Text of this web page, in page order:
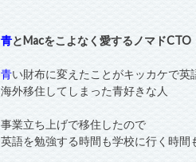
青とMacをこよなく愛するノマドCTO
青い財布に変えたことがキッカケで英
海外移住してしまった青好きな人
事業立ち上げで移住したので
英語を勉強する時間も学校に行く時間